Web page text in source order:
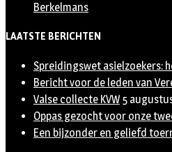
Berkelmans
LAATSTE BERICHTEN
Spreidingswet asielzoekers:
Bericht voor de leden van
Valse collecte KVW 5
Oppas gezocht voor onze
Een bijzonder en geliefd